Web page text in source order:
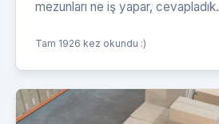
mezunları ne iş yapar, cevapladık.
Tam 1926 kez okundu :)